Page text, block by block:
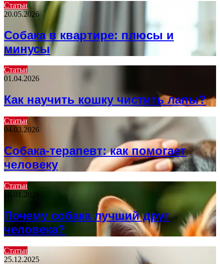
Статьи
20.05.2026
Собака в квартире: плюсы и
минусы
Статьи
01.04.2026
Как научить кошку чистить лапы?
Статьи
04.03.2026
Собака-терапевт: как помогает
человеку
Статьи
16.01.2026
Почему собака лучший друг
человека?
Статьи
25.12.2025